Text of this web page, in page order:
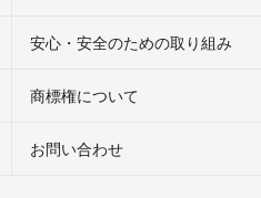
安心・安全のための取り組み
商標権について
お問い合わせ